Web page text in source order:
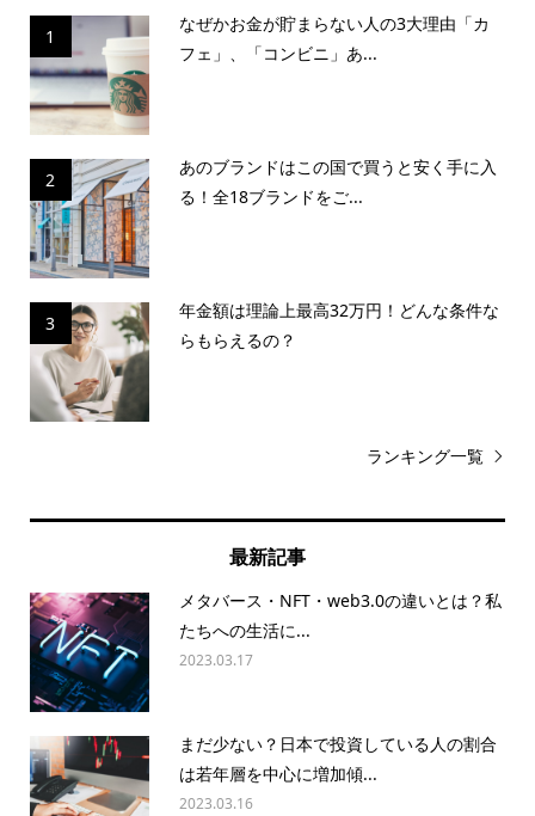
1
なぜかお金が貯まらない人の3大理由「カ
フェ」、「コンビニ」あ...
2
あのブランドはこの国で買うと安く手に入
る！全18ブランドをご...
3
年金額は理論上最高32万円！どんな条件な
らもらえるの？
ランキング一覧
最新記事
メタバース・NFT・web3.0の違いとは？私
たちへの生活に...
2023.03.17
まだ少ない？日本で投資している人の割合
は若年層を中心に増加傾...
2023.03.16